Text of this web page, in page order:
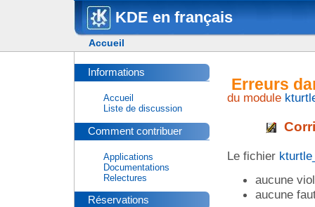
KDE en français
Accueil
Erreurs
du module
Le fichier
aucune
aucune
Informations
Accueil
Liste de discussion
Comment contribuer
Applications
Documentations
Relectures
Réservations